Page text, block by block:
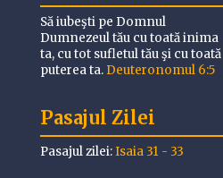
Să iubeşti pe Domnul
Dumnezeul tău cu toată inima
ta, cu tot sufletul tău şi cu toată
puterea ta. Deuteronomul 6:5
Pasajul Zilei
Pasajul zilei:Isaia 31 - 33